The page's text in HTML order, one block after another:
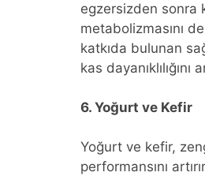
egzersizden sonra
metabolizmasını
katkıda bulunan
kas dayanıklılığını
6. Yoğurt ve Kefir
Yoğurt ve kefir,
performansını